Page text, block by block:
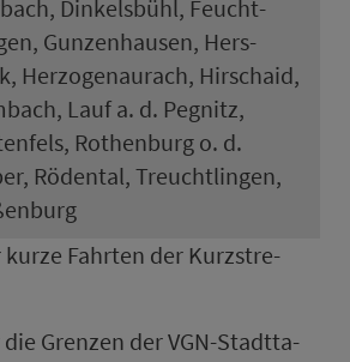
Dinkelsbühl, Feucht­
Gun­zen­hau­sen, Hers­
Herzogen­aurach, Hirschaid,
Lauf a. d. Pegnitz,
Rothen­burg o. d.
Rödental, Treucht­lingen,
kurze Fahrten der Kurz­stre­
die Grenzen der VGN-Stadt­ta­